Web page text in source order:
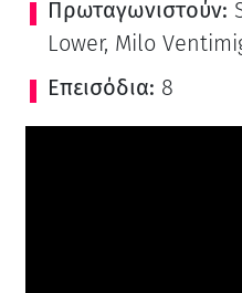
Πρωταγωνιστούν:
Lower, Milo
Επεισόδια: 8